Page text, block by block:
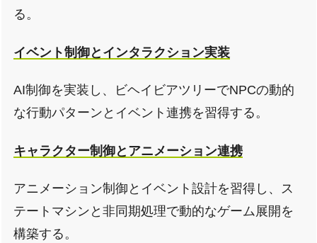
る。
イベント制御とインタラクション実装
AI制御を実装し、ビヘイビアツリーでNPCの動的
な行動パターンとイベント連携を習得する。
キャラクター制御とアニメーション連携
アニメーション制御とイベント設計を習得し、ス
テートマシンと非同期処理で動的なゲーム展開を
構築する。